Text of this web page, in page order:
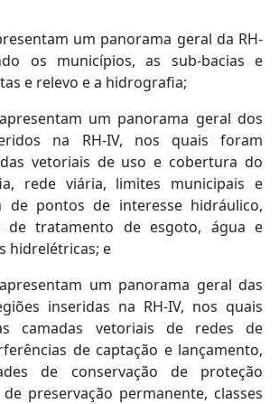
um panorama geral da RH-
os municípios, as sub-bacias e
e relevo e a hidrografia;
um panorama geral dos
na RH-IV, nos quais foram
vetoriais de uso e cobertura do
rede viária, limites municipais e
de pontos de interesse hidráulico,
de tratamento de esgoto, água e
hidrelétricas; e
um panorama geral das
inseridas na RH-IV, nos quais
camadas vetoriais de redes de
de captação e lançamento,
de conservação de proteção
preservação permanente, classes